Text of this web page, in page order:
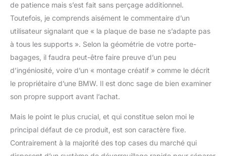
aller.
de patience mais s’est fait sans perçage additionnel.
Toutefois, je comprends aisément le commentaire d’un
utilisateur signalant que « la plaque de base ne s’adapte pas
à tous les supports ». Selon la géométrie de votre porte-
bagages, il faudra peut-être faire preuve d’un peu
d’ingéniosité, voire d’un « montage créatif » comme le décrit
le propriétaire d’une BMW. Il est donc sage de bien examiner
son propre support avant l’achat.
Mais le point le plus crucial, et qui constitue selon moi le
principal défaut de ce produit, est son caractère fixe.
Contrairement à la majorité des top cases du marché qui